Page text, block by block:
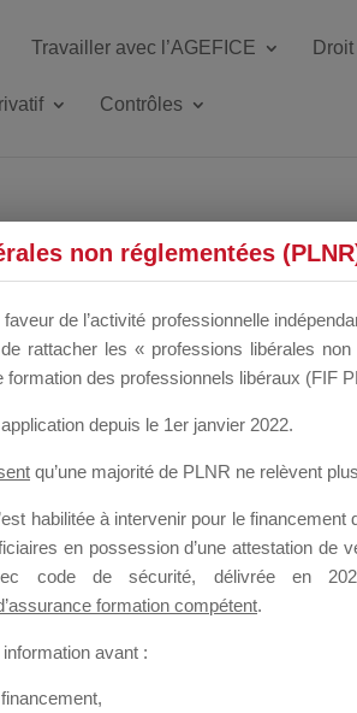
Travailler avec l’AGEFICE
Contrôles
DU
répondre à l’Appel à Propositions
de laisser un message ou poser
groupe
non réglementées
de l’activité professionnelle
rattacher les « professions libérales
des professionnels libéraux (FIF
depuis le 1er janvier 2022.
qu’une majorité de PLNR ne relèvent
habilitée à intervenir pour le
en possession d’une attestation de
code de sécurité, délivrée en
formation compétent.
avant :